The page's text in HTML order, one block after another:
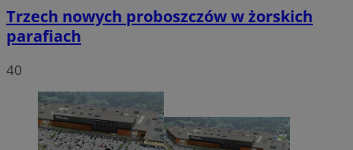
Trzech nowych proboszczów w żorskich
parafiach
40